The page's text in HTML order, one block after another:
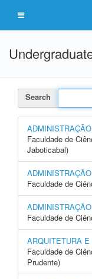
Search
ADMINISTRAÇÃO
Faculdade de
Jaboticabal)
ADMINISTRAÇÃO
Faculdade de
Faculdade de
ARQUITETURA
Faculdade de
Prudente)